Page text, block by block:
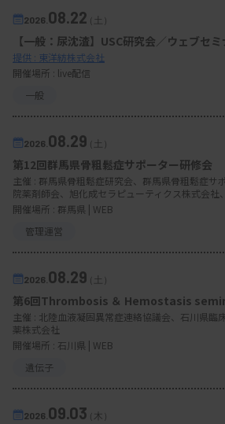
2026. 08.22（土）
【一般：尿沈渣】USC研究会／ウェブセミ
提供 : 東洋紡株式会社
開催場所 : live配信
一般
2026. 08.29（土）
第12回群馬県骨粗鬆症サポーター研修会
主催 : 群馬県骨粗鬆症研究会、群馬県骨粗鬆症サ
院薬剤師会、旭化成セラピューティクス株式会社
開催場所 : 群馬県 | WEB
管理運営
2026. 08.29（土）
第6回Thrombosis ＆ Hemostasis
主催 : 北陸血液凝固異常症連絡協議会、石川県臨
薬株式会社
開催場所 : 石川県 | WEB
遺伝子
2026. 09.03（木）